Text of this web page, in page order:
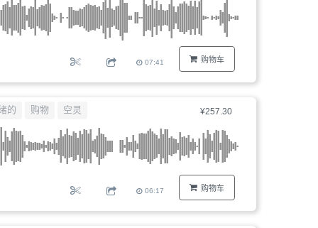
购物车
07:41
¥257.30
购物车
的 购物 空灵
06:17